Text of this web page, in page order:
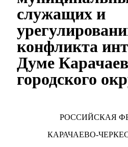
служащих и
конфликта
Думе
городского
РОССИЙСКАЯ
КАРАЧАЕВО-